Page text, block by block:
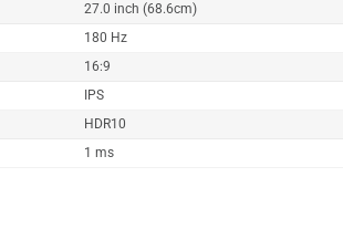
27.0 inch (68.6cm)
180 Hz
16:9
IPS
HDR10
1 ms